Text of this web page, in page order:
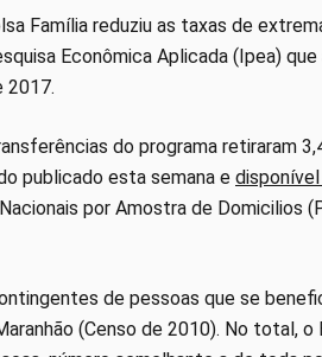
Família reduziu as taxas de
Econômica Aplicada (Ipea)
2017.
do programa retiraram
publicado esta semana e
por Amostra de Domicilios
de pessoas que se
(Censo de 2010). No total,